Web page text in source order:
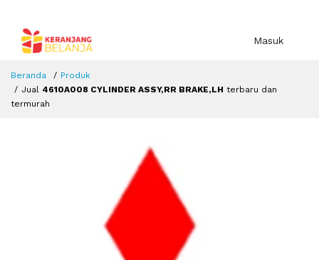
Masuk
Beranda
Produk
Jual 4610A008 CYLINDER ASSY,RR BRAKE,LH terbaru dan
termurah